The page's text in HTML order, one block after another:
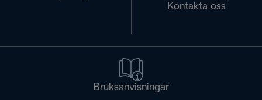
Kontakta oss
Bruksanvisningar